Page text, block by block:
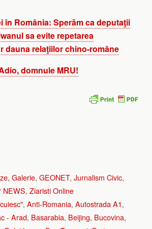
în România: Sperăm ca deputaţii
sa evite repetarea
dauna relaţiilor chino-române
domnule MRU!
, Galerie, GEONET, Jurnalism Civic,
NEWS, Ziaristi Online
, Anti-Romania, Autostrada A1,
- Arad, Basarabia, Beijing, Bucovina,